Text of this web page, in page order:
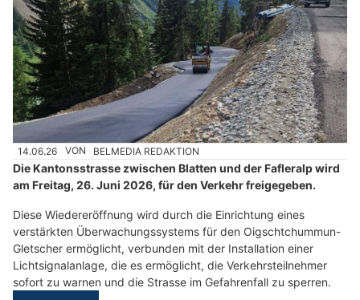
14.06.26 VON BELMEDIA REDAKTION
Die Kantonsstrasse zwischen Blatten und der Fafleralp wird
am Freitag, 26. Juni 2026, für den Verkehr freigegeben.
Diese Wiedereröffnung wird durch die Einrichtung eines
verstärkten Überwachungssystems für den Oigschtchummun-
Gletscher ermöglicht, verbunden mit der Installation einer
Lichtsignalanlage, die es ermöglicht, die Verkehrsteilnehmer
sofort zu warnen und die Strasse im Gefahrenfall zu sperren.